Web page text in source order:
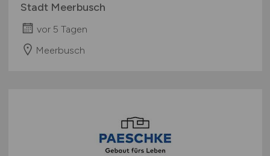
Stadt Meerbusch
vor 5 Tagen
Meerbusch